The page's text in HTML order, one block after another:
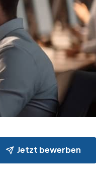
Jetzt bewerben